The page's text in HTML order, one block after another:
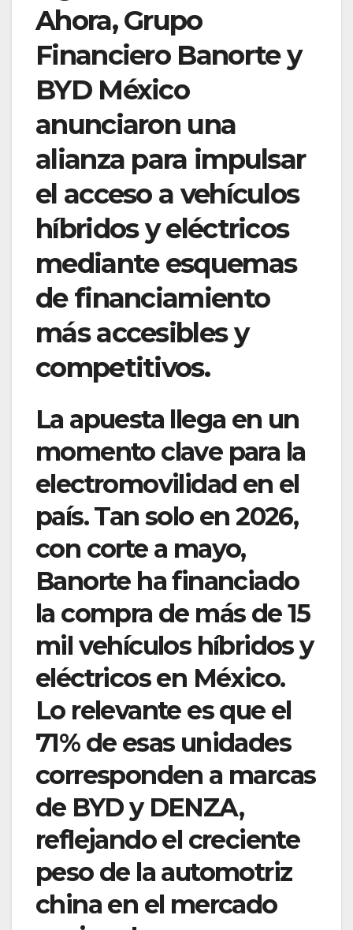
Ahora, Grupo
Financiero Banorte y
BYD México
anunciaron una
alianza para impulsar
el acceso a vehículos
híbridos y eléctricos
mediante esquemas
de financiamiento
más accesibles y
competitivos.
La apuesta llega en un
momento clave para la
electromovilidad en el
país. Tan solo en 2026,
con corte a mayo,
Banorte ha financiado
la compra de más de 15
mil vehículos híbridos y
eléctricos en México.
Lo relevante es que el
71% de esas unidades
corresponden a marcas
de BYD y DENZA,
reflejando el creciente
peso de la automotriz
china en el mercado